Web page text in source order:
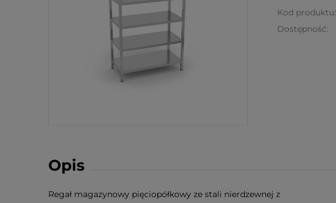
Kod produktu:
Dostępność:
Opis
Regał magazynowy pięciopółkowy ze stali nierdzewnej z